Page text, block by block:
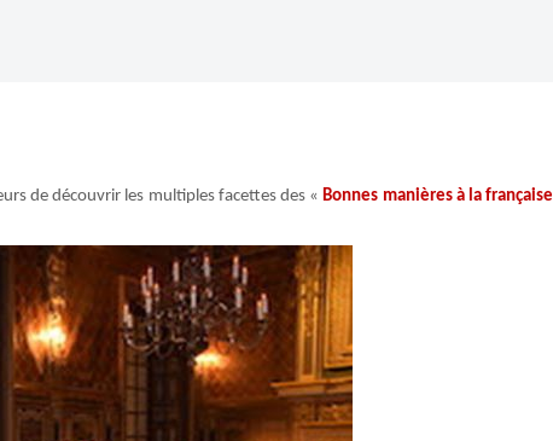
de découvrir les multiples facettes des «Bonnes manières à la française